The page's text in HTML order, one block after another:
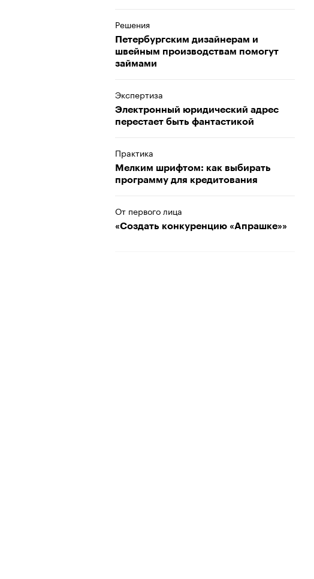
Решения
Петербургским дизайнерам и
швейным производствам помогут
займами
Экспертиза
Электронный юридический адрес
перестает быть фантастикой
Практика
Мелким шрифтом: как выбирать
программу для кредитования
От первого лица
«Создать конкуренцию «Апрашке»»